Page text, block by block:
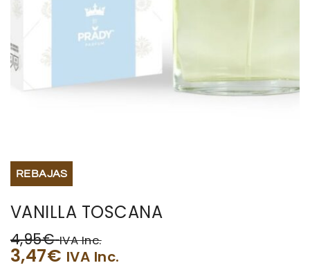
TECNOLOGIA
REBAJAS
VANILLA TOSCANA
4,95€ IVA Inc.
3,47€ IVA Inc.